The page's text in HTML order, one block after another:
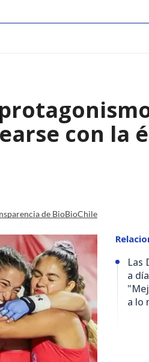
con la
de BioBioChile
Las
a
a lo